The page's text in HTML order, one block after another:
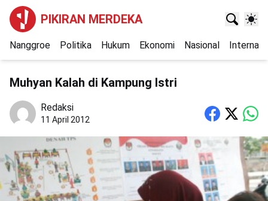
PIKIRAN MERDEKA
Nanggroe Politika Hukum Ekonomi Nasional
Muhyan Kalah di Kampung Istri
Redaksi
11 April 2012